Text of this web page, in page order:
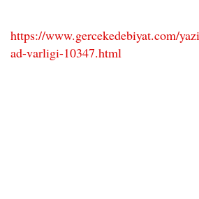
https://www.gercekedebiyat.com/
ad-varligi-10347.html